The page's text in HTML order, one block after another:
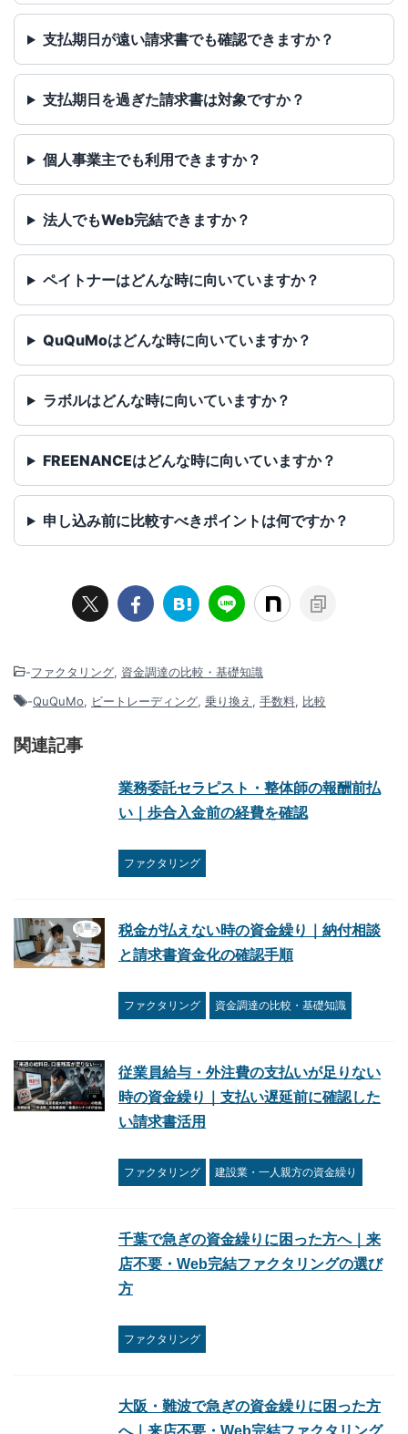
支払期日が遠い請求書でも確認できますか？
支払期日を過ぎた請求書は対象ですか？
個人事業主でも利用できますか？
法人でもWeb完結できますか？
ペイトナーはどんな時に向いていますか？
QuQuMoはどんな時に向いていますか？
ラボルはどんな時に向いていますか？
FREENANCEはどんな時に向いていますか？
申し込み前に比較すべきポイントは何ですか？
-ファクタリング, 資金調達の比較・基礎知識
-QuQuMo, ビートレーディング, 乗り換え , 手数料, 比較
関連記事
業務委託セラピスト・整体師の報酬前払
い｜歩合入金前の経費を確認
ファクタリング
税金が払えない時の資金繰り｜納付相談
と請求書資金化の確認手順
ファクタリング 資金調達の比較・基礎知識
従業員給与・外注費の支払いが足りない
時の資金繰り｜支払い遅延前に確認した
い請求書活用
ファクタリング 建設業・一人親方の資金繰り
千葉で急ぎの資金繰りに困った方へ｜来
店不要・Web完結ファクタリングの選び
方
ファクタリング
大阪・難波で急ぎの資金繰りに困った方
へ｜来店不要・Web完結ファクタリング